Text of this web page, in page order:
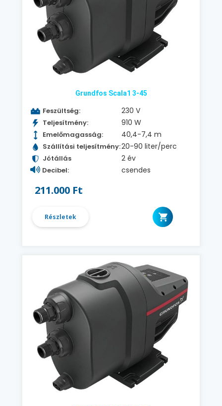
Grundfos Scala1 3-45
Feszültség: 230 V
Teljesítmény: 910 W
Emelőmagasság: 40,4-7,4 m
Szállítási teljesítmény:20-90 liter/perc
Jótállás 2 év
Decibel: csendes
211.000 Ft
Részletek